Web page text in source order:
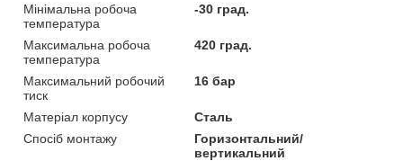
Мінімальна робоча
температура
-30 град.
Максимальна робоча
температура
420 град.
Максимальний робочий
тиск
16 бар
Матеріал корпусу
Сталь
Спосіб монтажу
Горизонтальний/
вертикальний